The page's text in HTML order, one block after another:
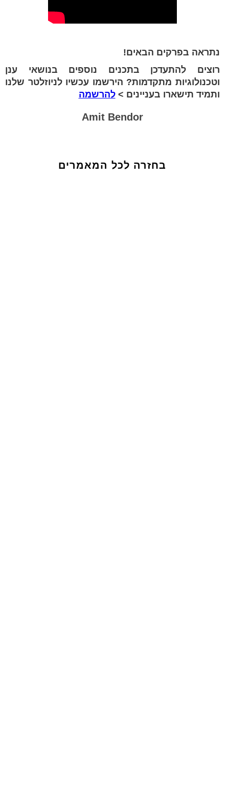
נתראה בפרקים הבאים!
רוצים להתעדכן בתכנים נוספים בנושאי ענן
וטכנולוגיות מתקדמות? הירשמו עכשיו לניוזלטר שלנו
ותמיד תישארו בעניינים >להרשמה
Amit Bendor
בחזרה לכל המאמרים